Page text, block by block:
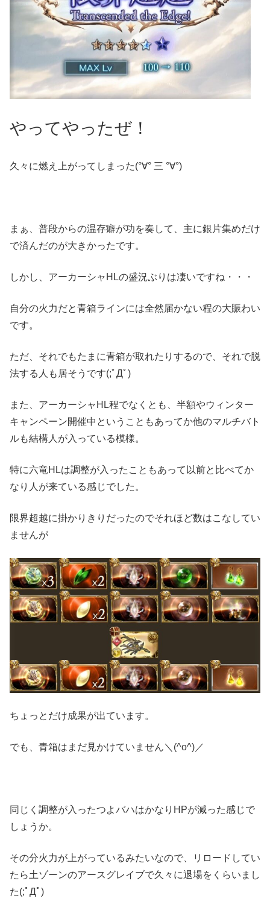
やってやったぜ！
久々に燃え上がってしまった(°∀° 三 °∀°)
まぁ、普段からの温存癖が功を奏して、主に銀片集めだけ
で済んだのが大きかったです。
しかし、アーカーシャHLの盛況ぶりは凄いですね・・・
自分の火力だと青箱ラインには全然届かない程の大賑わい
です。
ただ、それでもたまに青箱が取れたりするので、それで脱
法する人も居そうです(;ﾟДﾟ)
また、アーカーシャHL程でなくとも、半額やウィンター
キャンペーン開催中ということもあってか他のマルチバト
ルも結構人が入っている模様。
特に六竜HLは調整が入ったこともあって以前と比べてか
なり人が来ている感じでした。
限界超越に掛かりきりだったのでそれほど数はこなしてい
ませんが
ちょっとだけ成果が出ています。
でも、青箱はまだ見かけていません＼(^o^)／
同じく調整が入ったつよバハはかなりHPが減った感じで
しょうか。
その分火力が上がっているみたいなので、リロードしてい
たら土ゾーンのアースグレイブで久々に退場をくらいまし
た(;ﾟДﾟ)